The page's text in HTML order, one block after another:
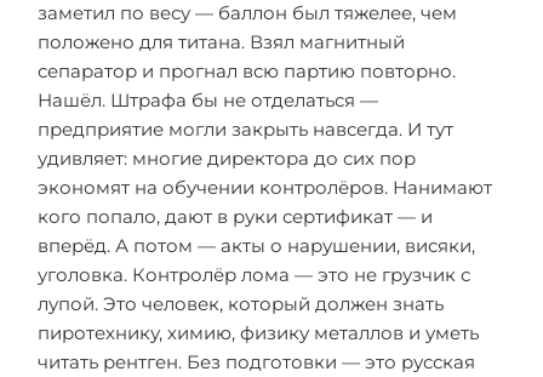
заметил по весу — баллон был тяжелее, чем
положено для титана. Взял магнитный
сепаратор и прогнал всю партию повторно.
Нашёл. Штрафа бы не отделаться —
предприятие могли закрыть навсегда. И тут
удивляет: многие директора до сих пор
экономят на обучении контролёров. Нанимают
кого попало, дают в руки сертификат — и
вперёд. А потом — акты о нарушении, висяки,
уголовка. Контролёр лома — это не грузчик с
лупой. Это человек, который должен знать
пиротехнику, химию, физику металлов и уметь
читать рентген. Без подготовки — это русская